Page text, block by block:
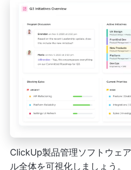
ClickUp製品管理ソフトウェ
ル全体を可視化しましょう。